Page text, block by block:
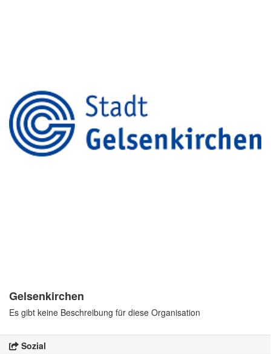
Gelsenkirchen
Es gibt keine Beschreibung für diese Organisation
Sozial